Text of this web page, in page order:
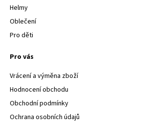
Helmy
Oblečení
Pro děti
Pro vás
Vrácení a výměna zboží
Hodnocení obchodu
Obchodní podmínky
Ochrana osobních údajů